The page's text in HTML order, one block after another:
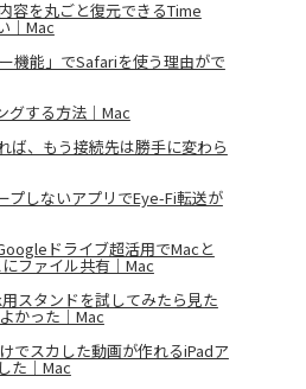
容を丸ごと復元できるTime
｜Mac
機能」でSafariを使う理由がで
グする方法｜Mac
ば、もう接続先は勝手に変わら
プしないアプリでEye-Fi転送が
ドライブ超活用でMacと
ファイル共有｜Mac
スタンドを試してみたら見た
かった｜Mac
でスカした動画が作れるiPadア
た｜Mac